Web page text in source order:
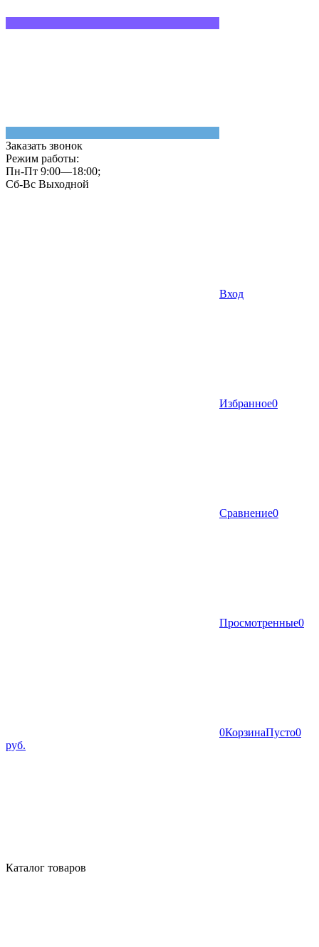
Заказать звонок
Режим работы:
Пн-Пт 9:00—18:00;
Сб-Вс Выходной
Вход
Избранное0
Сравнение0
Просмотренные0
0КорзинаПусто0
руб.
Каталог товаров